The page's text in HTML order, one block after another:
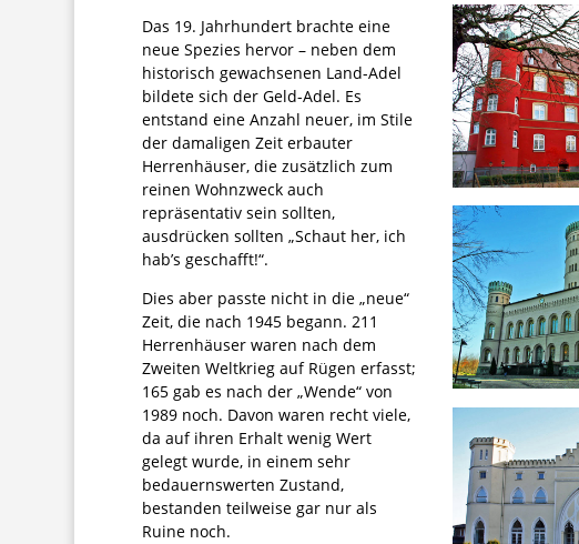
Das 19. Jahrhundert brachte eine
neue Spezies hervor – neben dem
historisch gewachsenen Land-Adel
bildete sich der Geld-Adel. Es
entstand eine Anzahl neuer, im Stile
der damaligen Zeit erbauter
Herrenhäuser, die zusätzlich zum
reinen Wohnzweck auch
repräsentativ sein sollten,
ausdrücken sollten „Schaut her, ich
hab’s geschafft!“.
Dies aber passte nicht in die „neue“
Zeit, die nach 1945 begann. 211
Herrenhäuser waren nach dem
Zweiten Weltkrieg auf Rügen erfasst;
165 gab es nach der „Wende“ von
1989 noch. Davon waren recht viele,
da auf ihren Erhalt wenig Wert
gelegt wurde, in einem sehr
bedauernswerten Zustand,
bestanden teilweise gar nur als
Ruine noch.